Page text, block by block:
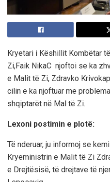
Kryetari i Këshillit Kombëtar
Zi,Faik NikaC njoftoi se ka
e Malit të Zi, Zdravko
cilin e ka njoftuar me
shqiptarët në Mal të Zi.
Lexoni postimin e plotë:
Të nderuar, ju informoj se
Kryeministrin e Malit të Zi
e Drejtësisë, të drejtave të